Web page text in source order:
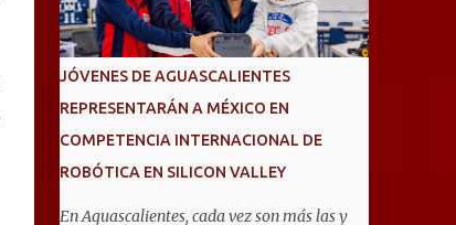
operativos de seguridad, realizar traslados
aeromédicos y participar en el transporte de
órganos, fortaleciendo la capacidad de
situaciones que requieren atención
inmediata. En reconocimiento a su liderazgo
al mando del helicóptero Fuerza Uno y a la
JÓVENES DE AGUASCALIENTES
REPRESENTARÁN A MÉXICO EN
COMPETENCIA INTERNACIONAL DE
ROBÓTICA EN SILICON VALLEY
En Aguascalientes, cada vez son más las y